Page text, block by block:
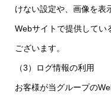
けない設定や、画像を表
Webサイトで提供してい
ございます。
（3）ログ情報の利用
お客様が当グループの